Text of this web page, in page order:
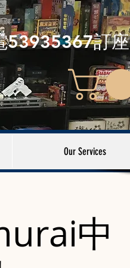
53935367訂座
Our Services
中